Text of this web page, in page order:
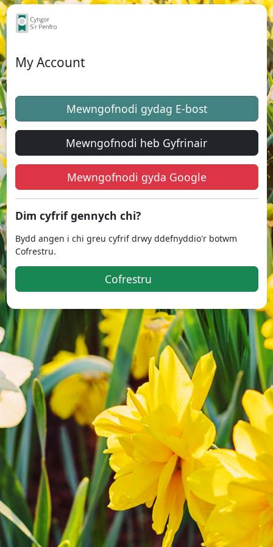
My Account
Mewngofnodi gydag E-bost
Mewngofnodi heb Gyfrinair
Mewngofnodi gyda Google
Dim cyfrif gennych chi?
Bydd angen i chi greu cyfrif drwy ddefnyddio'r botwm
Cofrestru.
Cofrestru